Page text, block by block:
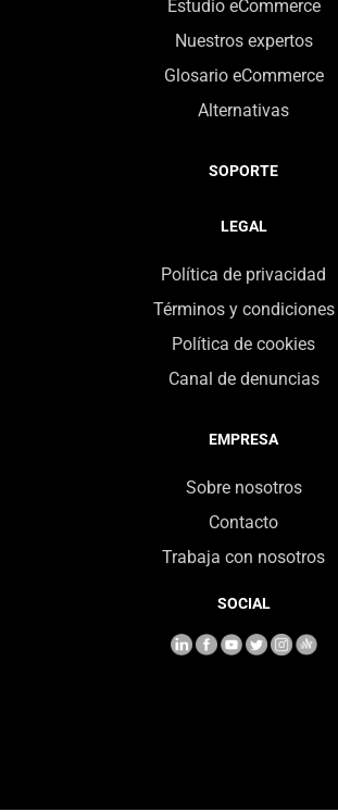
Estudio eCommerce
Nuestros expertos
Glosario eCommerce
Alternativas
SOPORTE
LEGAL
Política de privacidad
Términos y condiciones
Política de cookies
Canal de denuncias
EMPRESA
Sobre nosotros
Contacto
Trabaja con nosotros
SOCIAL